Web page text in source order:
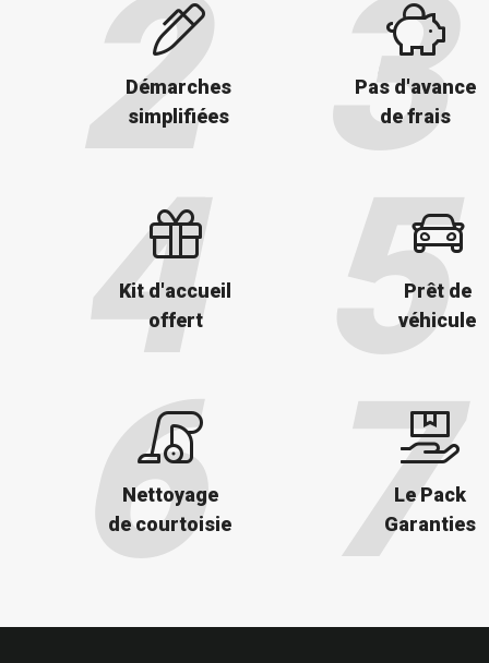
Démarches
simplifiées
Pas d'avance
de frais
Kit d'accueil
offert
Prêt de
véhicule
Nettoyage
de courtoisie
Le Pack
Garanties